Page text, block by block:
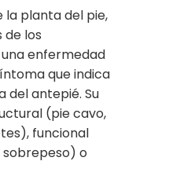
la planta del pie,
de los
enfermedad
que indica
del antepié. Su
(pie cavo,
funcional
sobrepeso) o